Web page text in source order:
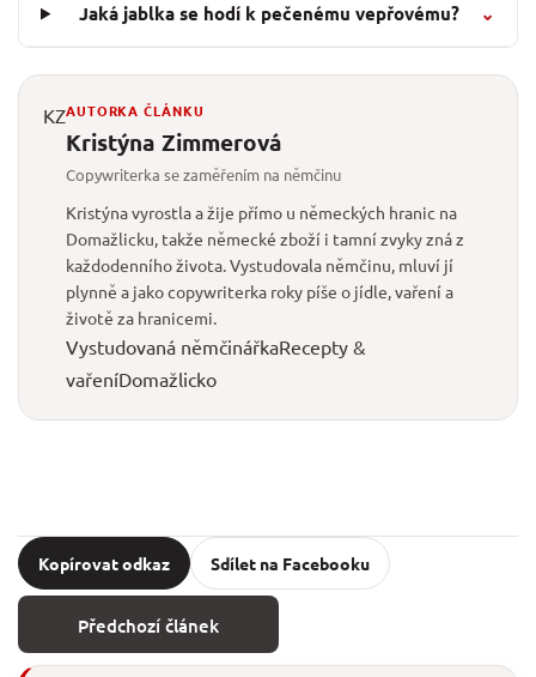
Jaká jablka se hodí k pečenému vepřovému? ⌄
KZAUTORKA ČLÁNKU
Kristýna Zimmerová
Copywriterka se zaměřením na němčinu
Kristýna vyrostla a žije přímo u německých hranic na
Domažlicku, takže německé zboží i tamní zvyky zná z
každodenního života. Vystudovala němčinu, mluví jí
plynně a jako copywriterka roky píše o jídle, vaření a
životě za hranicemi.
Vystudovaná němčinářkaRecepty &
vařeníDomažlicko
Kopírovat odkaz Sdílet na Facebooku
Předchozí článek